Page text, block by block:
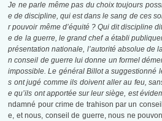
Je ne parle même pas du choix toujours
e de discipline, qui est dans le sang de ces
r pouvoir même d’équité ? Qui dit discipline
e de la guerre, le grand chef a établi
présentation nationale, l’autorité absolue de
n conseil de guerre lui donne un formel
impossible. Le général Billot a suggestionné
s ont jugé comme ils doivent aller au feu,
e qu’ils ont apportée sur leur siège, est
ndamné pour crime de trahison par un
e, et nous, conseil de guerre, nous ne